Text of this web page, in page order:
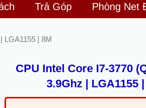
Trả Góp Phòng Net
LGA1155 | 8M
CPU Intel Core I7-3770
3.9Ghz | LGA1155
Giá